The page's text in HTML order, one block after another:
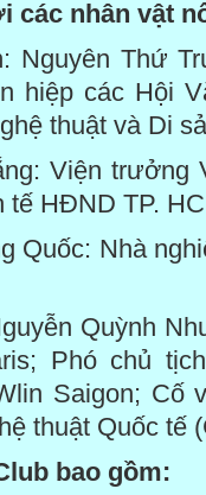
các nhân vật
Nguyên Thứ
hiệp các Hội
thuật và Di
Viện trưởng
tế HĐND TP.
Quốc: Nhà
Quỳnh
Phó chủ
Saigon; Cố
thuật Quốc tế
bao gồm: